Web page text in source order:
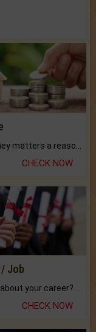
CHECK NOW
Job
CHECK NOW